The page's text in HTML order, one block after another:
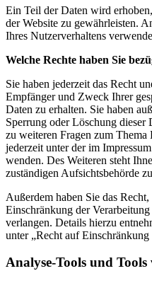
Ein Teil der Daten wird
der Website zu gewährleisten.
Ihres Nutzerverhaltens
Welche Rechte haben Sie
Sie haben jederzeit das Recht
Empfänger und Zweck Ihrer
Daten zu erhalten. Sie haben
Sperrung oder Löschung
zu weiteren Fragen zum Thema
jederzeit unter der im
wenden. Des Weiteren steht
zuständigen Aufsichtsbehörde
Außerdem haben Sie das
Einschränkung der
verlangen. Details hierzu
unter „Recht auf Einschränkung
Analyse-Tools und